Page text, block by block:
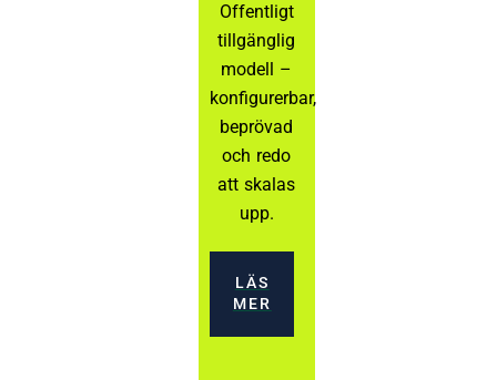
Offentligt
tillgänglig
modell –
konfigurerbar,
beprövad
och redo
att skalas
upp.
LÄS
MER